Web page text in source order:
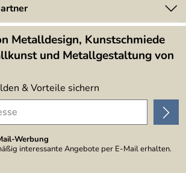
(394)
Metalldesign, Kunstschmiede
und Metallgestaltung von
& Vorteile sichern
Werbung
interessante Angebote per E-Mail erhalten.
wird nicht an andere Unternehmen
statistischen Zwecken wird in anonymer Form